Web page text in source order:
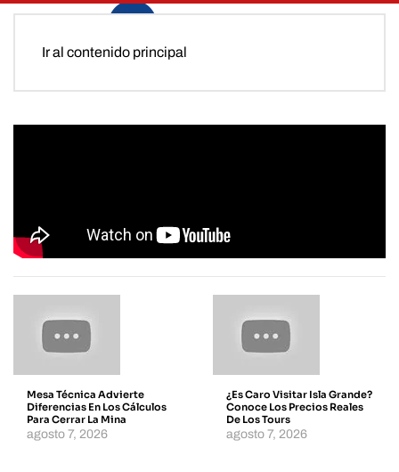
Ir al contenido principal
Mesa Técnica Advierte
Diferencias En Los Cálculos
Para Cerrar La Mina
agosto 7, 2026
¿Es Caro Visitar Isla Grande?
Conoce Los Precios Reales
De Los Tours
agosto 7, 2026